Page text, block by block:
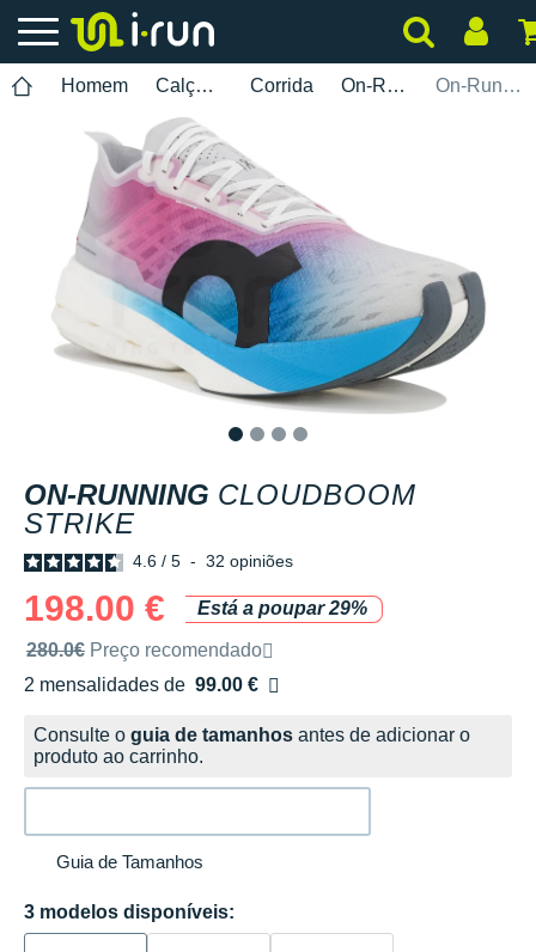
Homem Calçados Corrida On-Running On-Running Cloudboom Strike
ON-RUNNING CLOUDBOOM
STRIKE
4.6 / 5 - 32 opiniões
198.00 €
Está a poupar 29%
Preço de venda recomendado pela marca
280.0€ Preço recomendado
2 mensalidades de 99.00 €
sem custos
Consulte o guia de tamanhos antes de adicionar o
produto ao carrinho.
Guia de Tamanhos
3 modelos disponíveis: